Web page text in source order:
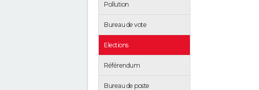
Pollution
Bureau de vote
Elections
Référendum
Bureau de poste